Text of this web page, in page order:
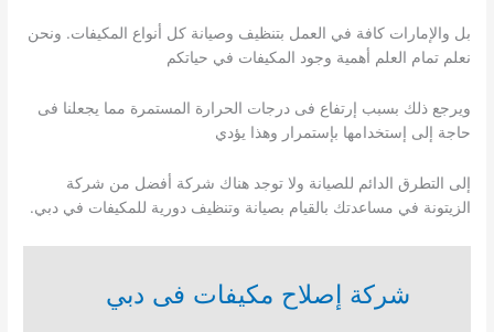
بل والإمارات كافة في العمل بتنظيف وصيانة كل أنواع المكيفات. ونحن
نعلم تمام العلم أهمية وجود المكيفات في حياتكم
ويرجع ذلك بسبب إرتفاع فى درجات الحرارة المستمرة مما يجعلنا فى
حاجة إلى إستخدامها بإستمرار وهذا يؤدي
إلى التطرق الدائم للصيانة ولا توجد هناك شركة أفضل من شركة
الزيتونة في مساعدتك بالقيام بصيانة وتنظيف دورية للمكيفات في دبي.
شركة إصلاح مكيفات فى دبي